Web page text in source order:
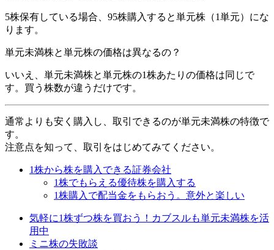
5株保有している場合、95株購入すると単元株（1単元）にな
ります。
単元未満株と単元株の価格は異なるの？
いいえ、単元未満株と単元株の1株あたりの価格は同じで
す。買う株数が違うだけです。
通常よりも安く購入し、取引できるのが単元未満株の特徴で
す。
注意点を知って、取引をはじめてみてください。
1株から株を購入できる証券会社
1株でもらえる優待株を購入する
1株購入で配当金をもらおう。意外と楽しい
気軽に1株ずつ株を買おう！カブスルも単元未満株を活
用中
ミニ株の失敗談